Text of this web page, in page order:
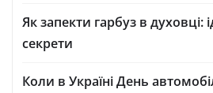
Як запекти гарбуз в духовці:
секрети
Коли в Україні День